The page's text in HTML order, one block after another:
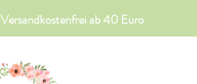
Versandkostenfrei ab 40 Euro